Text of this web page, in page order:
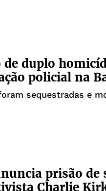
de duplo
policial na
sequestradas e
prisão de
Charlie